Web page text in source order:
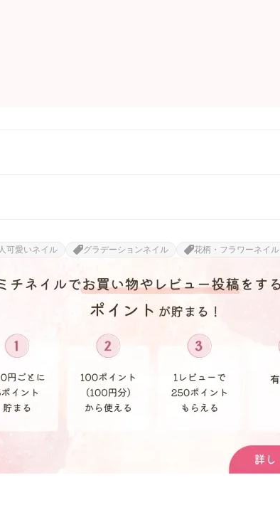
可愛いネイル グラデーションネイル 花柄・フラワーネイル